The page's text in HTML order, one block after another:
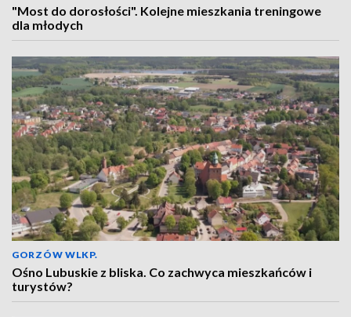
"Most do dorosłości". Kolejne mieszkania treningowe
dla młodych
GORZÓW WLKP.
Ośno Lubuskie z bliska. Co zachwyca mieszkańców i
turystów?